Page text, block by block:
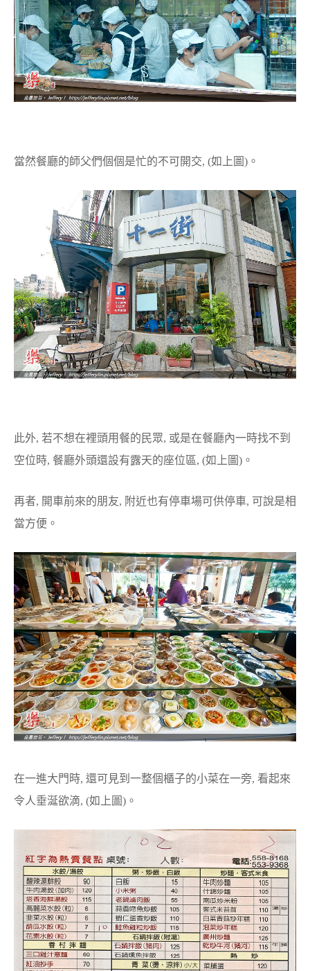
當然餐廳的師父們個個是忙的不可開交, (如上圖)。
此外, 若不想在裡頭用餐的民眾, 或是在餐廳內一時找不到
空位時, 餐廳外頭還設有露天的座位區, (如上圖)。
再者, 開車前來的朋友, 附近也有停車場可供停車, 可說是相
當方便。
在一進大門時, 還可見到一整個櫃子的小菜在一旁, 看起來
令人垂涎欲滴, (如上圖)。